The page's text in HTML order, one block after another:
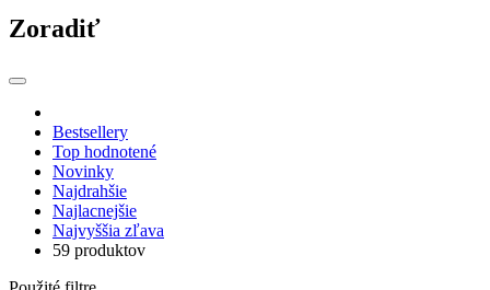
Zoradiť
Bestsellery
Top hodnotené
Novinky
Najdrahšie
Najlacnejšie
Najvyššia zľava
59 produktov